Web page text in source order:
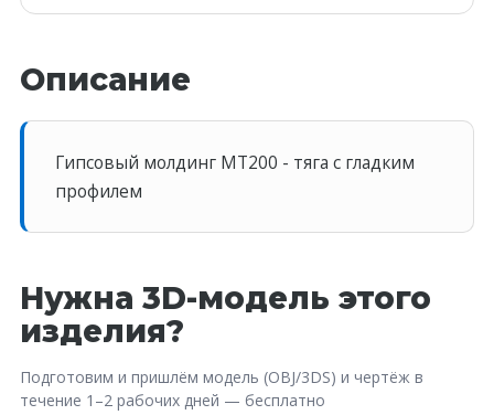
Описание
Гипсовый молдинг MT200 - тяга с гладким
профилем
Нужна 3D-модель этого
изделия?
Подготовим и пришлём модель (OBJ/3DS) и чертёж в
течение 1–2 рабочих дней — бесплатно